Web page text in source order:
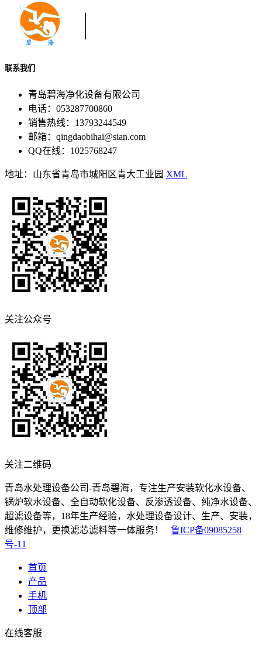
联系我们
青岛碧海净化设备有限公司
电话：053287700860
销售热线：13793244549
邮箱：qingdaobihai@sian.com
QQ在线：1025768247
地址：山东省青岛市城阳区青大工业园 XML
关注公众号
关注二维码
青岛水处理设备公司-青岛碧海，专注生产安装软化水设备、
锅炉软水设备、全自动软化设备、反渗透设备、纯净水设备、
超滤设备等，18年生产经验，水处理设备设计、生产、安装，
维修维护，更换滤芯滤料等一体服务！ 鲁ICP备09085258
号-11
首页
产品
手机
顶部
在线客服